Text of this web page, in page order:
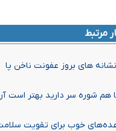
مرتبط
های بروز عفونت ناخن پا
هم شوره سر دارید بهتر است
خوب برای تقویت